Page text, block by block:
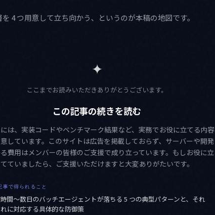
4 つ用意して立ち向かう、というのが本稿の地図です。
✦
ここまでお読みいただきありがとうございます。
この記事の続きを読む
は、実装コードやベンチマーク結果など、実務でお役に立てる内容
しています。このサイトは広告を掲載しておらず、サーバーや開発
費用はメンバーの皆様のご支援で成り立っています。もしお役に立
てていましたら、ご支援いただけますと大変ありがたいです。
事で得られること
間〜数日のバッチエージェントが落ちる 5 つの典型パターンと、それ
に対応する具体的な防御策